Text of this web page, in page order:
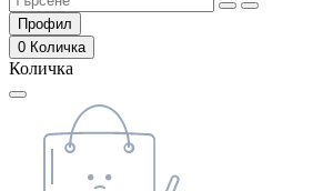
Профил
0 Количка
Количка